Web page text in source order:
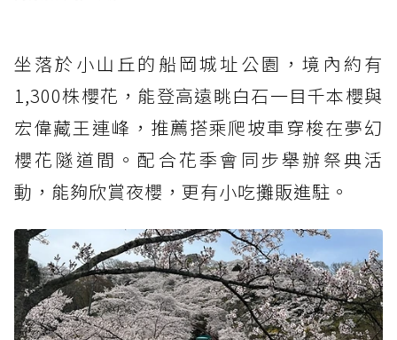
坐落於小山丘的船岡城址公園，境內約有
1,300株櫻花，能登高遠眺白石一目千本櫻與
宏偉藏王連峰，推薦搭乘爬坡車穿梭在夢幻
櫻花隧道間。配合花季會同步舉辦祭典活
動，能夠欣賞夜櫻，更有小吃攤販進駐。